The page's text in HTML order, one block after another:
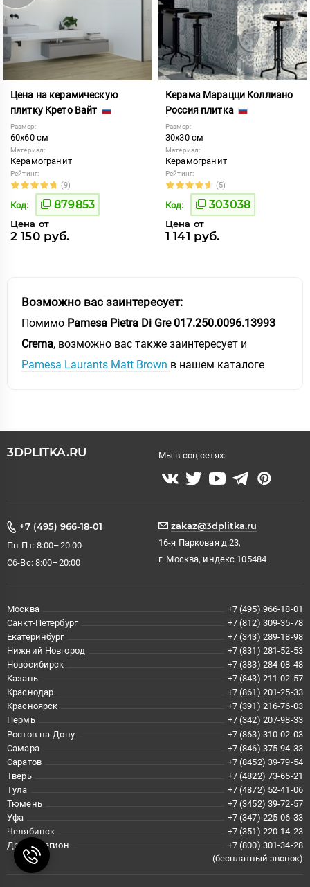
Цена на керамическую
плитку Крето Вайт
Размер:
60x60 см
Материал:
Керамогранит
Рейтинг:
(9)
Код: 879853
Цена от
2 150 руб.
Керама Марацци Коллиано
Россия плитка
Размер:
30x30 см
Материал:
Керамогранит
Рейтинг:
(5)
Код: 303038
Цена от
1 141 руб.
Возможно вас заинтересует:
Помимо Pamesa Pietra Di Gre 017.250.0096.13993
Crema, возможно вас также заинтересует и
Pamesa Laurants Matt Brown в нашем каталоге
3DPLITKA.RU Мы в соц.сетях:
+7 (495) 966-18-01
Пн-Пт: 8:00–20:00
Сб-Вс: 8:00–20:00
zakaz@3dplitka.ru
16-я Парковая д.23,
г. Москва, индекс 105484
Москва
+7 (495) 966-18-01
Санкт-Петербург
+7 (812) 309-35-78
Екатеринбург
+7 (343) 289-18-98
Нижний Новгород
+7 (831) 281-52-53
Новосибирск
+7 (383) 284-08-48
Казань
+7 (843) 211-02-57
Краснодар
+7 (861) 201-25-33
Красноярск
+7 (391) 216-76-03
Пермь
+7 (342) 207-98-33
Ростов-на-Дону
+7 (863) 310-02-03
Самара
+7 (846) 375-94-33
Саратов
+7 (8452) 39-79-54
Тверь
+7 (4822) 73-65-21
Тула
+7 (4872) 52-41-06
Тюмень
+7 (3452) 39-72-57
Уфа
+7 (347) 225-06-33
Челябинск
+7 (351) 220-14-23
Другой регион
+7 (800) 301-34-28
(бесплатный звонок)